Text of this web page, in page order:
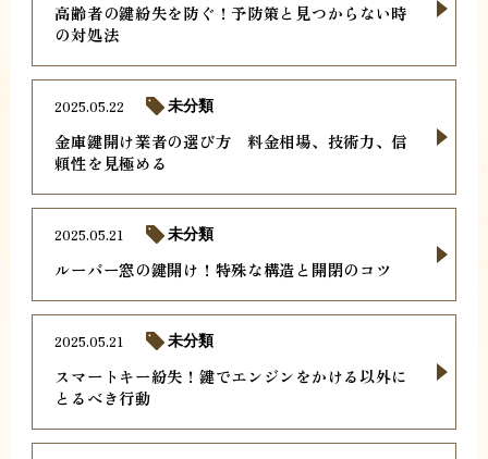
高齢者の鍵紛失を防ぐ！予防策と見つからない時
の対処法
金庫鍵開け業者の選び方 料金相場、技術力、信
頼性を見極める
2025.05.22 未分類
ルーバー窓の鍵開け！特殊な構造と開閉のコツ
2025.05.21 未分類
スマートキー紛失！鍵でエンジンをかける以外に
とるべき行動
2025.05.21 未分類